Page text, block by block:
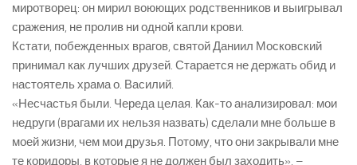
миротворец: он мирил воюющих родственников и выигрывал
сражения, не пролив ни одной капли крови.
Кстати, побежденных врагов, святой Даниил Московский
принимал как лучших друзей. Старается не держать обид и
настоятель храма о. Василий.
«Несчастья были. Череда целая. Как-то анализировал: мои
недруги (врагами их нельзя назвать) сделали мне больше в
моей жизни, чем мои друзья. Потому, что они закрывали мне
те коридоры, в которые я не должен был заходить», –